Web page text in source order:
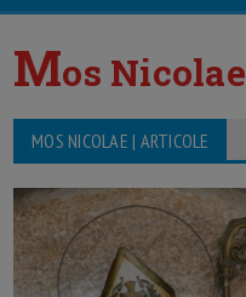
Mos Nicolae
MOS NICOLAE | ARTICOLE